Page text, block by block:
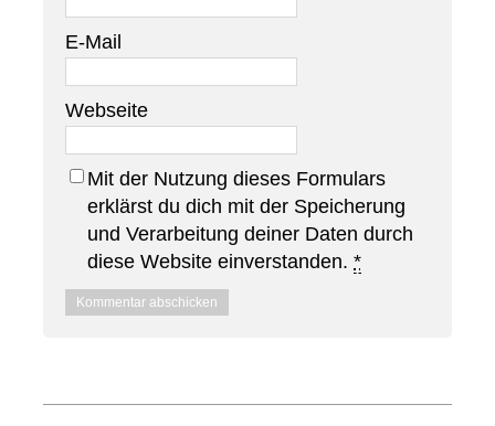
E-Mail
Webseite
Mit der Nutzung dieses Formulars
erklärst du dich mit der Speicherung
und Verarbeitung deiner Daten durch
diese Website einverstanden. *